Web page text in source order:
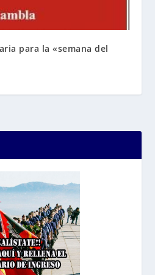
para la «semana del